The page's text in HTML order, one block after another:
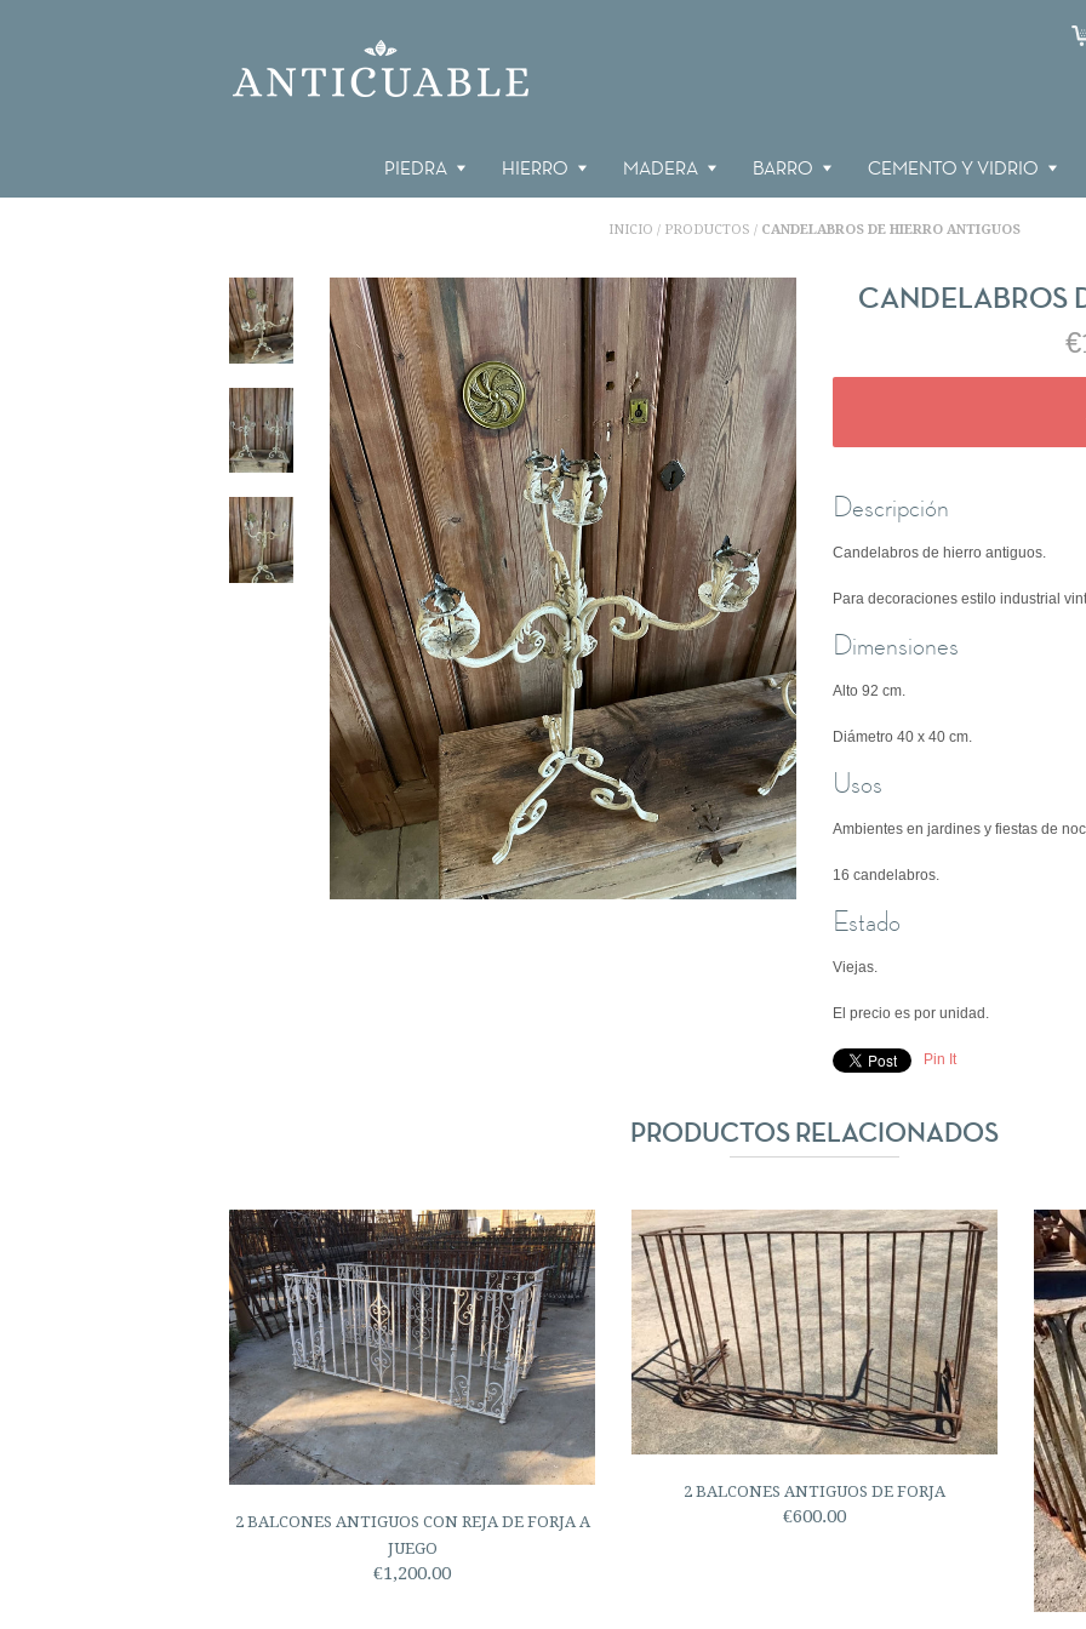
PIEDRA HIERRO MADERA BARRO CEMENTO Y VIDRIO
INICIO / PRODUCTOS / CANDELABROS DE HIERRO ANTIGUOS
CANDELABROS
Descripción
Candelabros de hierro antiguos.
Para decoraciones estilo industrial
Dimensiones
Alto 92 cm.
Diámetro 40 x 40 cm.
Usos
Ambientes en jardines y fiestas de
16 candelabros.
Estado
Viejas.
El precio es por unidad.
Pin It
PRODUCTOS RELACIONADOS
2 BALCONES ANTIGUOS CON REJA DE FORJA A
JUEGO
€1,200.00
2 BALCONES ANTIGUOS DE FORJA
€600.00